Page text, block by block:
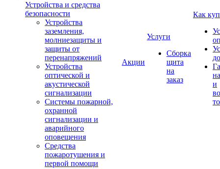
Устройства и средства
безопасности
Устройства
заземления,
молниезащиты и
защиты от
перенапряжений
Устройства
оптической и
акустической
сигнализации
Системы пожарной,
охранной
сигнализации и
аварийного
оповещения
Средства
пожаротушения и
первой помощи
Акции
Услуги
Сборка
щита
на
заказ
Как
и